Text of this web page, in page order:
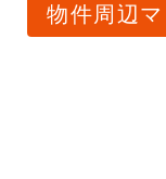
物件周辺